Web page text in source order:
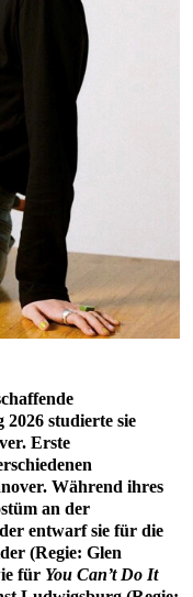
studierte sie
Erste
Während ihres
an der
entwarf sie für die
(Regie: Glen
für You Can’t Do It